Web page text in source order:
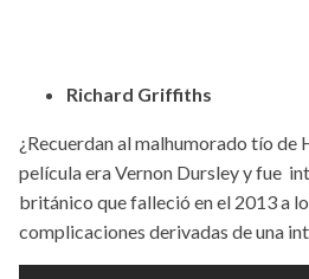
Richard Griffiths
¿Recuerdan al malhumorado tío de
película era Vernon Dursley y fue
británico que falleció en el 2013 a
complicaciones derivadas de una